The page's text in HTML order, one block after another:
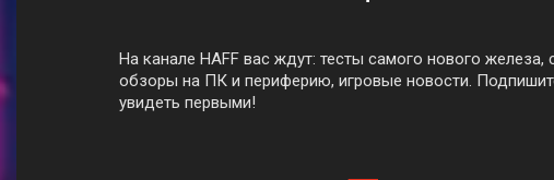
На канале HAFF вас ждут: тесты самого нового железа,
обзоры на ПК и периферию, игровые новости.
увидеть первыми!